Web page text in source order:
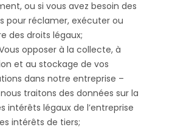
ou si vous avez besoin des
pour réclamer, exécuter ou
des droits légaux;
opposer à la collecte, à
et au stockage de vos
dans notre entreprise –
traitons des données sur la
intérêts légaux de l’entreprise
intérêts de tiers;